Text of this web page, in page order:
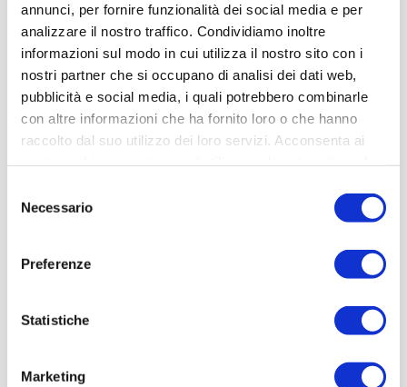
annunci, per fornire funzionalità dei social media e per
analizzare il nostro traffico. Condividiamo inoltre
informazioni sul modo in cui utilizza il nostro sito con i
nostri partner che si occupano di analisi dei dati web,
pubblicità e social media, i quali potrebbero combinarle
con altre informazioni che ha fornito loro o che hanno
raccolto dal suo utilizzo dei loro servizi. Acconsenta ai
delNecessario
Preferenze
Statistiche
Marketing
500 kg, tutti con un valore di picco derivante
dall'accelerazione massima di sollecitazione ≤ 1g
(9.81 m/s2).
Con queste caratteristiche DKC si propone ancora
una volta comecollaboratore sinergico, un partner
proprie soluzioni partendo dalle persone, dalla loro
disponibilità a realizzare soluzioni personalizzate e
installazione, secondo una qualità distintiva e